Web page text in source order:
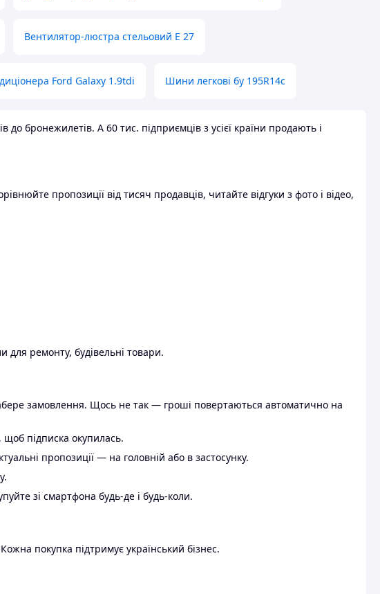
Вентилятор-люстра стельовий E 27
Ford Galaxy 1.9tdi Шини легкові бу 195R14c
бронежилетів. А 60 тис. підприємців з усієї країни продають і
пропозиції від тисяч продавців, читайте відгуки з фото і відео,
для ремонту, будівельні товари.
замовлення. Щось не так — гроші повертаються автоматично на
щоб підписка окупилась.
пропозиції — на головній або в застосунку.
зі смартфона будь-де і будь-коли.
покупка підтримує український бізнес.